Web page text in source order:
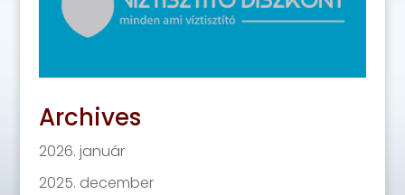
Archives
2026. január
2025. december